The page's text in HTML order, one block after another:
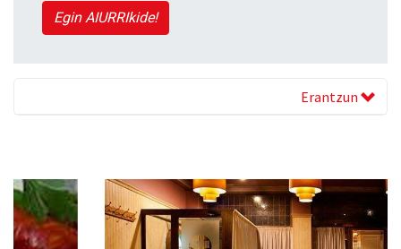
Egin AIURRIkide!
Erantzun